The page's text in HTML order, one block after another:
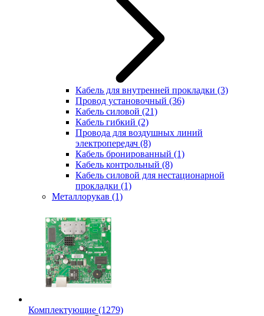
Кабель для внутренней прокладки (3)
Провод установочный (36)
Кабель силовой (21)
Кабель гибкий (2)
Провода для воздушных линий
электропередач (8)
Кабель бронированный (1)
Кабель контрольный (8)
Кабель силовой для нестационарной
прокладки (1)
Металлорукав (1)
Комплектующие (1279)